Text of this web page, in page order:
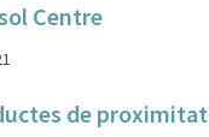
Centre
de proximitat